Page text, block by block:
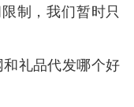
制，我们暂时只